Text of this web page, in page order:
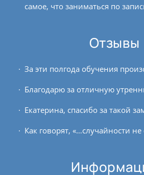
самое, что заниматься по
Отзывы